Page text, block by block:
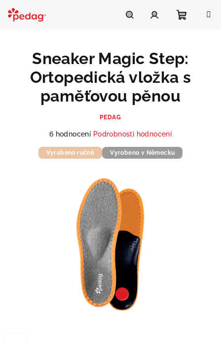
obsah
košík
Sneaker Magic Step:
Ortopedická vložka s
paměťovou pěnou
PEDAG
Průměrné
produktu
hvězdiček.
6 hodnocení Podrobnosti hodnocení
Vyrobeno ručně Vyrobeno v Německu
Asistent Pedag